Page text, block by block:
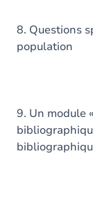
8. Questions
population
9. Un module